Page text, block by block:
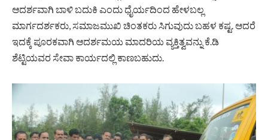
ಆದರ್ಶವಾಗಿ ಬಾಳಿ ಬದುಕಿ ಎಂದು ಧೈರ್ಯದಿಂದ ಹೇಳಬಲ್ಲ
ಮಾರ್ಗದರ್ಶಕರು, ಸಮಾಜಮುಖಿ ಚಿಂತಕರು ಸಿಗುವುದು ಬಹಳ ಕಷ್ಟ. ಆದರೆ
ಇದಕ್ಕೆ ಪೂರಕವಾಗಿ ಆದರ್ಶಮಯ ಮಾದರಿಯ ವ್ಯಕ್ತಿತ್ವವನ್ನು ಕೆ.ಡಿ
ಶೆಟ್ಟಿಯವರ ಸೇವಾ ಕಾರ್ಯದಲ್ಲಿ ಕಾಣಬಹುದು.